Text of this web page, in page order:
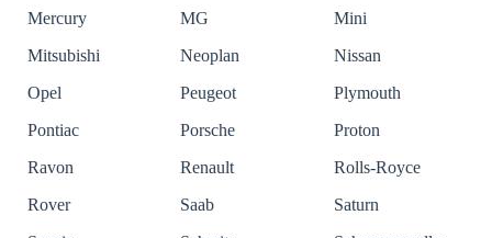
Mercury
MG
Mini
Mitsubishi
Neoplan
Nissan
Opel
Peugeot
Plymouth
Pontiac
Porsche
Proton
Ravon
Renault
Rolls-Royce
Rover
Saab
Saturn